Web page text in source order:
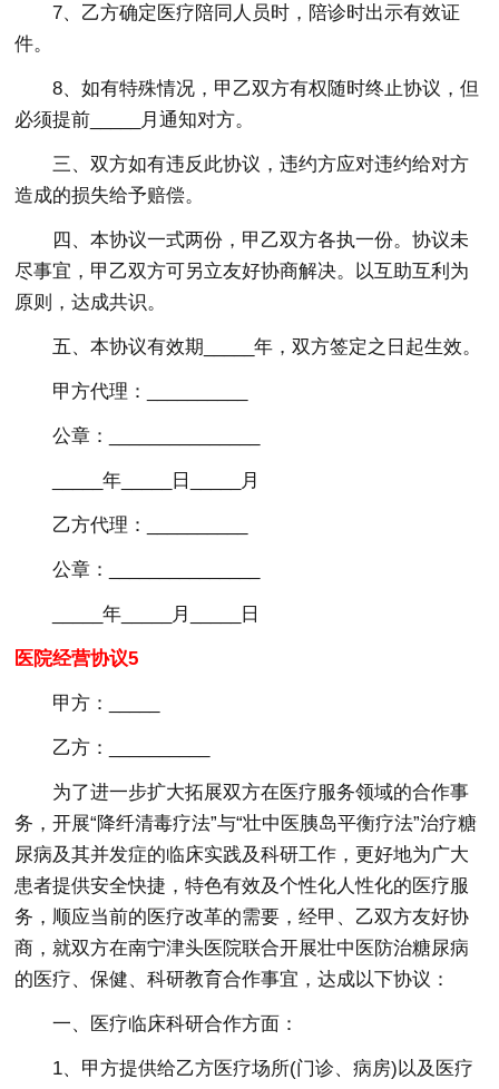
7、乙方确定医疗陪同人员时，陪诊时出示有效证
件。
8、如有特殊情况，甲乙双方有权随时终止协议，但
必须提前_____月通知对方。
三、双方如有违反此协议，违约方应对违约给对方
造成的损失给予赔偿。
四、本协议一式两份，甲乙双方各执一份。协议未
尽事宜，甲乙双方可另立友好协商解决。以互助互利为
原则，达成共识。
五、本协议有效期_____年，双方签定之日起生效。
甲方代理：__________
公章：_______________
_____年_____日_____月
乙方代理：__________
公章：_______________
_____年_____月_____日
医院经营协议5
甲方：_____
乙方：__________
为了进一步扩大拓展双方在医疗服务领域的合作事
务，开展“降纤清毒疗法”与“壮中医胰岛平衡疗法”治疗糖
尿病及其并发症的临床实践及科研工作，更好地为广大
患者提供安全快捷，特色有效及个性化人性化的医疗服
务，顺应当前的医疗改革的需要，经甲、乙双方友好协
商，就双方在南宁津头医院联合开展壮中医防治糖尿病
的医疗、保健、科研教育合作事宜，达成以下协议：
一、医疗临床科研合作方面：
1、甲方提供给乙方医疗场所(门诊、病房)以及医疗